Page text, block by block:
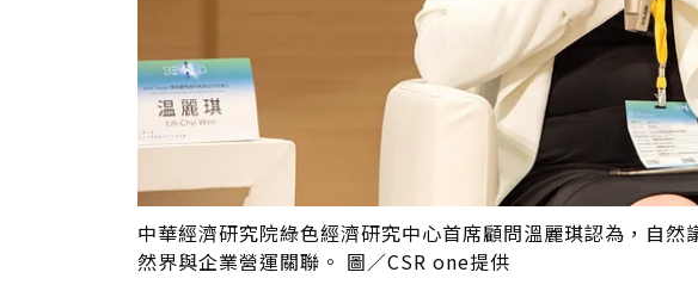
中華經濟研究院綠色經濟研究中心首席顧問溫麗琪認為，自
然界與企業營運關聯。 圖／CSR one提供